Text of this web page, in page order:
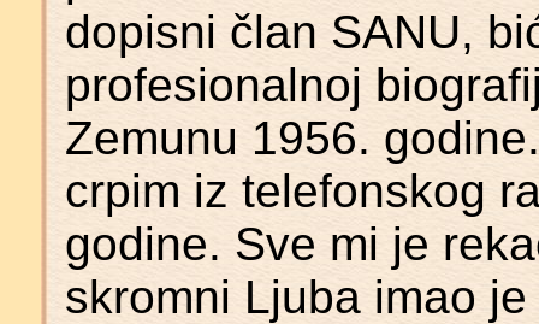
dopisni član SANU,
profesionalnoj
Zemunu 1956.
crpim iz telefonskog
godine. Sve mi je
skromni Ljuba imao